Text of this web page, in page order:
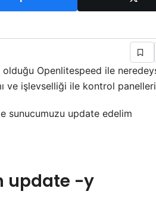
olduğu Openlitespeed ile
ve işlevselliği ile kontrol
sunucumuzu update edelim
update -y